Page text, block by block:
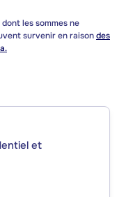
les sommes ne
survenir en raisondes
et